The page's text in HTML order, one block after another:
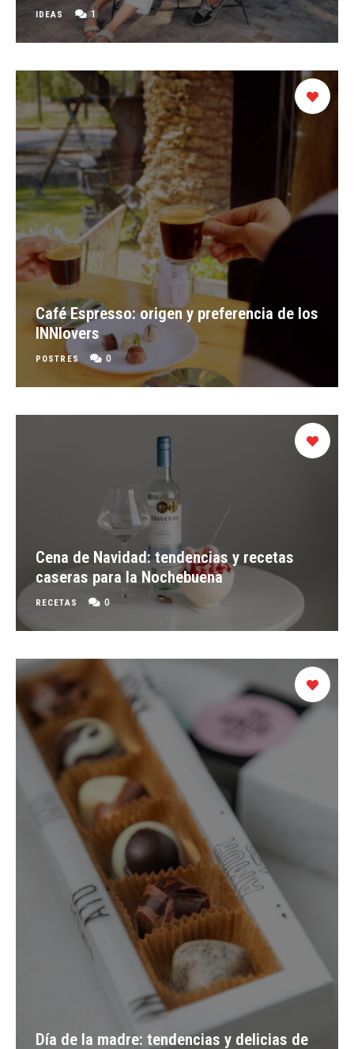
IDEAS 1
Café Espresso: origen y preferencia de los
INNlovers
POSTRES 0
Cena de Navidad: tendencias y recetas
caseras para la Nochebuena
RECETAS 0
Día de la madre: tendencias y delicias de